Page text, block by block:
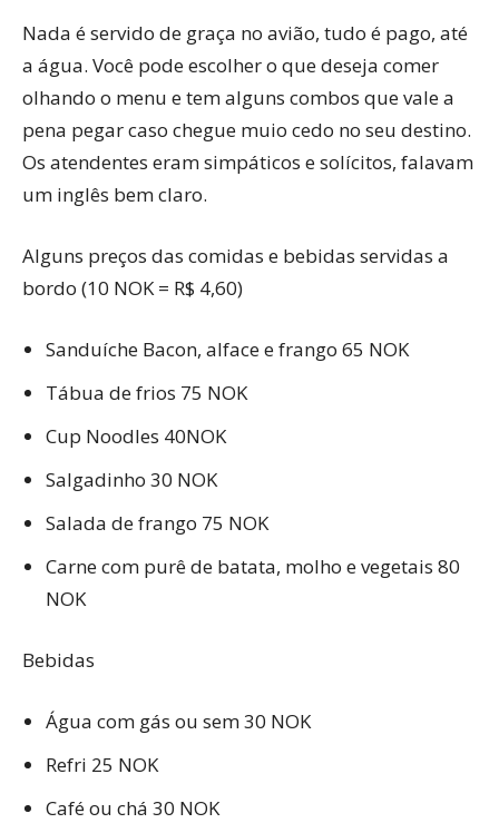
Nada é servido de graça no avião, tudo é pago, até
a água. Você pode escolher o que deseja comer
olhando o menu e tem alguns combos que vale a
pena pegar caso chegue muio cedo no seu destino.
Os atendentes eram simpáticos e solícitos, falavam
um inglês bem claro.
Alguns preços das comidas e bebidas servidas a
bordo (10 NOK = R$ 4,60)
Sanduíche Bacon, alface e frango 65 NOK
Tábua de frios 75 NOK
Cup Noodles 40NOK
Salgadinho 30 NOK
Salada de frango 75 NOK
Carne com purê de batata, molho e vegetais 80
NOK
Bebidas
Água com gás ou sem 30 NOK
Refri 25 NOK
Café ou chá 30 NOK